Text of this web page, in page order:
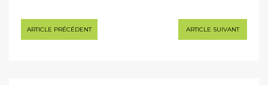
Navigation
de
ARTICLE PRÉCÉDENT ARTICLE SUIVANT